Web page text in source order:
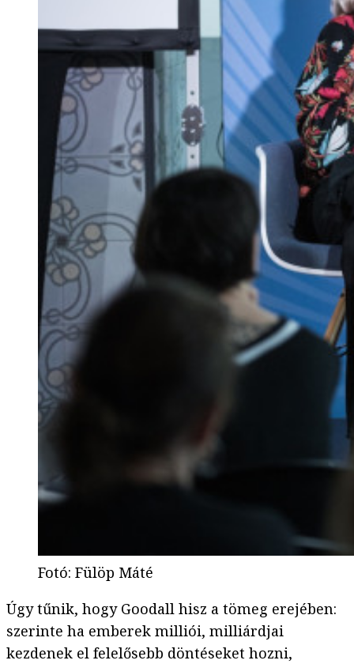
Fotó: Fülöp Máté
Úgy tűnik, hogy Goodall hisz a tömeg erejében:
szerinte ha emberek milliói, milliárdjai
kezdenek el felelősebb döntéseket hozni,